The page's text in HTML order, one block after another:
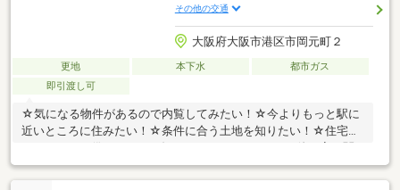
その他の交通
大阪府大阪市港区市岡元町２
更地 本下水
都市ガス
即引渡し可
☆気になる物件があるので内覧してみたい！☆今よりもっと駅に
近いところに住みたい！☆条件に合う土地を知りたい！☆住宅ロ
ーンがいくら借りれるのか知りたい…などなど、その他お家に関
することでも、そうでないことでもお気軽にご相談ください！経
験豊富なスタッフがお話お伺いします！資料をお求めの方はオレ